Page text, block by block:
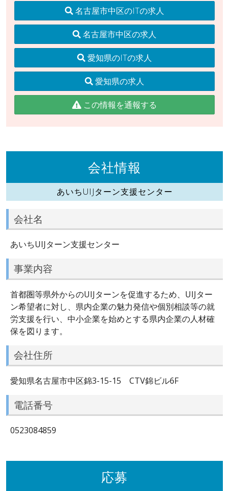
名古屋市中区のITの求人
名古屋市中区の求人
愛知県のITの求人
愛知県の求人
この情報を通報する
会社情報
あいちUIJターン支援センター
会社名
あいちUIJターン支援センター
事業内容
首都圏等県外からのUIJターンを促進するため、UIJター
ン希望者に対し、県内企業の魅力発信や個別相談等の就
労支援を行い、中小企業を始めとする県内企業の人材確
保を図ります。
会社住所
愛知県名古屋市中区錦3-15-15 CTV錦ビル6F
電話番号
0523084859
応募